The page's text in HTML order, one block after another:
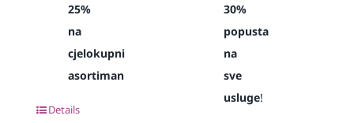
25%
na
cjelokupni
asortiman
Details
30%
popusta
na
sve
usluge!